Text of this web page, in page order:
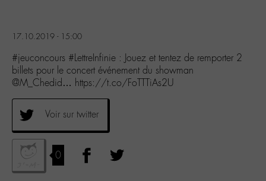
17.10.2019 - 15:00
#jeuconcours #LettreInfinie : Jouez et tentez de remporter 2
billets pour le concert événement du showman
@M_Chedid… https://t.co/FoTTTiAs2U
Voir sur twitter
0